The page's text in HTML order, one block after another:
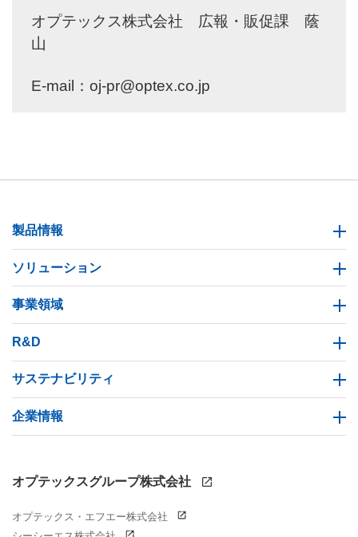
オプテックス株式会社 広報・販促課 蔭
山
E-mail： oj-pr@optex.co.jp
製品情報
ソリューション
事業領域
R&D
サステナビリティ
企業情報
オプテックスグループ株式会社
オプテックス・エフエー株式会社